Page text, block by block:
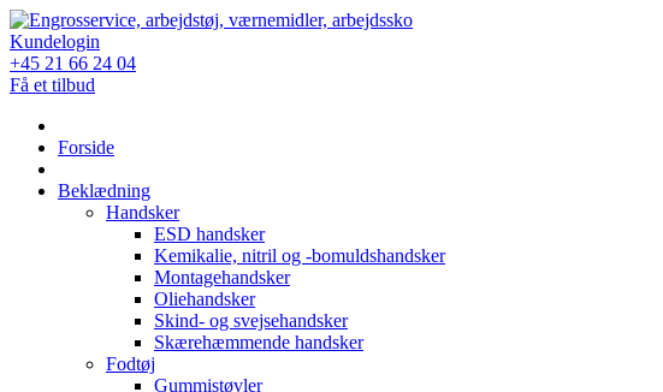
Skip
to
content
Kundelogin
+45 21 66 24 04
Få et tilbud
Forside
Beklædning
Handsker
ESD handsker
Kemikalie, nitril og -bomuldshandsker
Montagehandsker
Oliehandsker
Skind- og svejsehandsker
Skærehæmmende handsker
Fodtøj
Gummistøvler